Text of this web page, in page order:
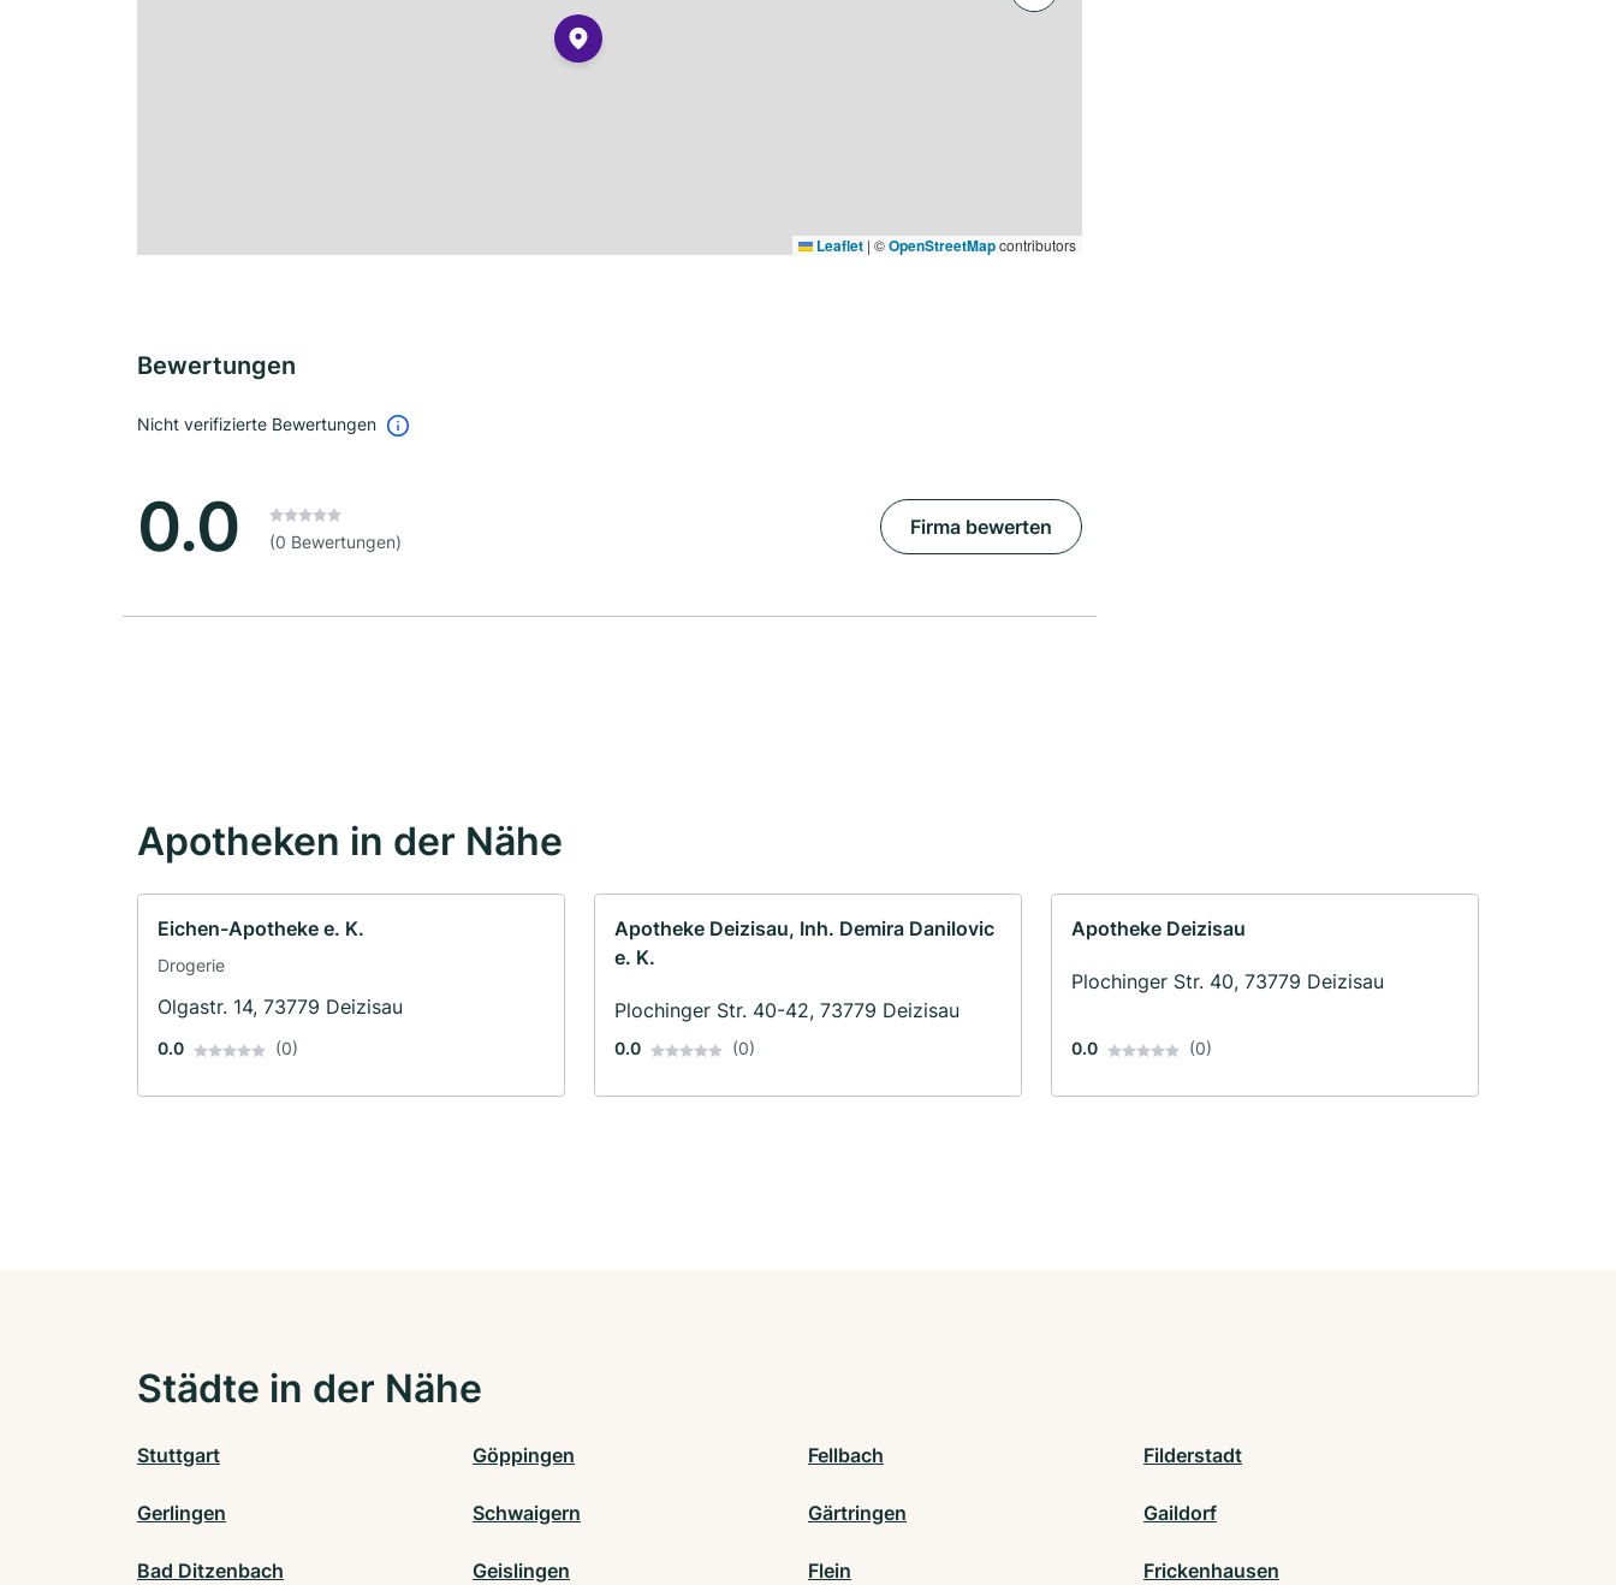
Leaflet | ©OpenStreetMapcontributors
Bewertungen
Nicht verifizierte Bewertungen
0.0 (0 Bewertungen)
Firma bewerten
Apotheken in der Nähe
Eichen-Apotheke e. K.
Drogerie
Olgastr. 14, 73779 Deizisau
0.0 (0)
Apotheke Deizisau, Inh. Demira Danilovic
e. K.
Plochinger Str. 40-42, 73779 Deizisau
0.0 (0)
Apotheke Deizisau
Plochinger Str. 40, 73779 Deizisau
0.0 (0)
Städte in der Nähe
Stuttgart Göppingen Fellbach Filderstadt
Gerlingen Schwaigern Gärtringen Gaildorf
Bad Ditzenbach Geislingen Flein Frickenhausen